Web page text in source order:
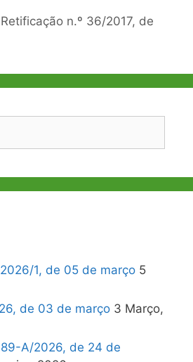
n.º 36/2017, de
1, de 05 de março 5
de 03 de março 3 Março,
A/2026, de 24 de